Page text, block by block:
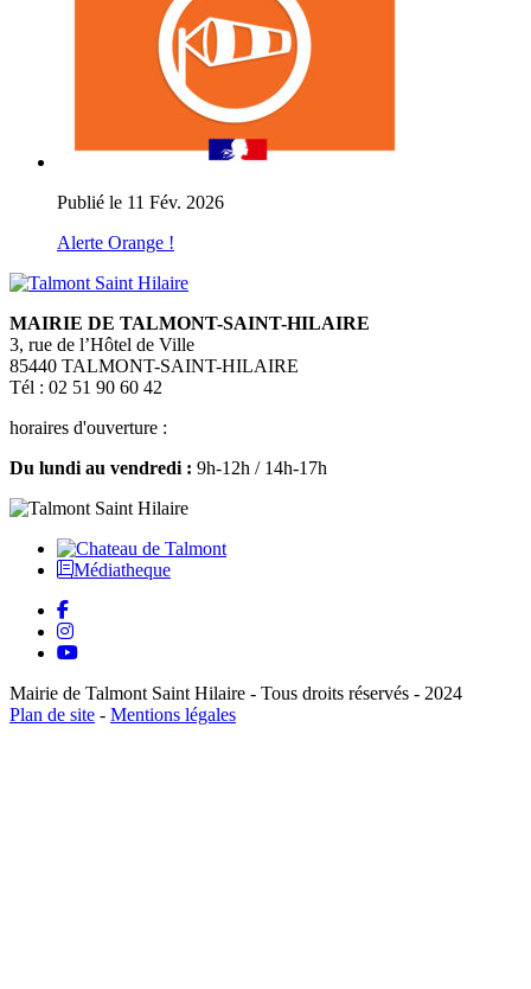
Publié le 11 Fév. 2026
Alerte Orange !
MAIRIE DE TALMONT-SAINT-HILAIRE
3, rue de l’Hôtel de Ville
85440 TALMONT-SAINT-HILAIRE
Tél : 02 51 90 60 42
horaires d'ouverture :
Du lundi au vendredi : 9h-12h / 14h-17h
Médiatheque
Mairie de Talmont Saint Hilaire - Tous droits réservés - 2024
Plan de site - Mentions légales